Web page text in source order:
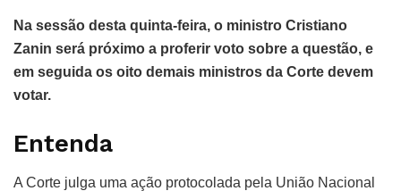
Na sessão desta quinta-feira, o ministro Cristiano
Zanin será próximo a proferir voto sobre a questão, e
em seguida os oito demais ministros da Corte devem
votar.
Entenda
A Corte julga uma ação protocolada pela União Nacional